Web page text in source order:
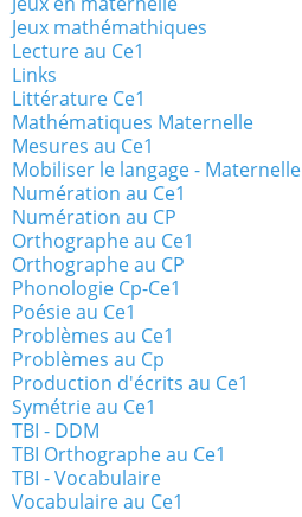
Jeux mathémathiques
Lecture au Ce1
Links
Littérature Ce1
Mathématiques Maternelle
Mesures au Ce1
Mobiliser le langage - Maternelle
Numération au Ce1
Numération au CP
Orthographe au Ce1
Orthographe au CP
Phonologie Cp-Ce1
Poésie au Ce1
Problèmes au Ce1
Problèmes au Cp
Production d'écrits au Ce1
Symétrie au Ce1
TBI - DDM
TBI Orthographe au Ce1
TBI - Vocabulaire
Vocabulaire au Ce1